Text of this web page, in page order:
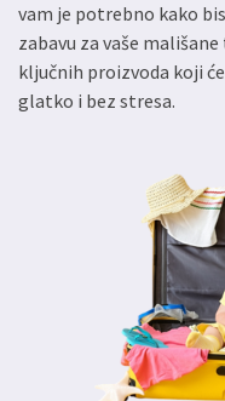
vam je potrebno kako
zabavu za vaše
ključnih proizvoda koji
glatko i bez stresa.